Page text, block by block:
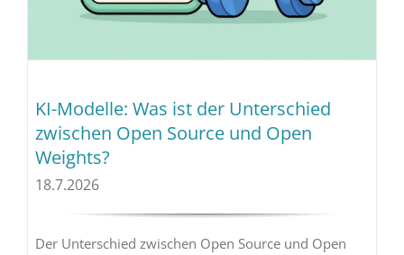
KI-Modelle: Was ist der Unterschied
zwischen Open Source und Open
Weights?
18.7.2026
Der Unterschied zwischen Open Source und Open